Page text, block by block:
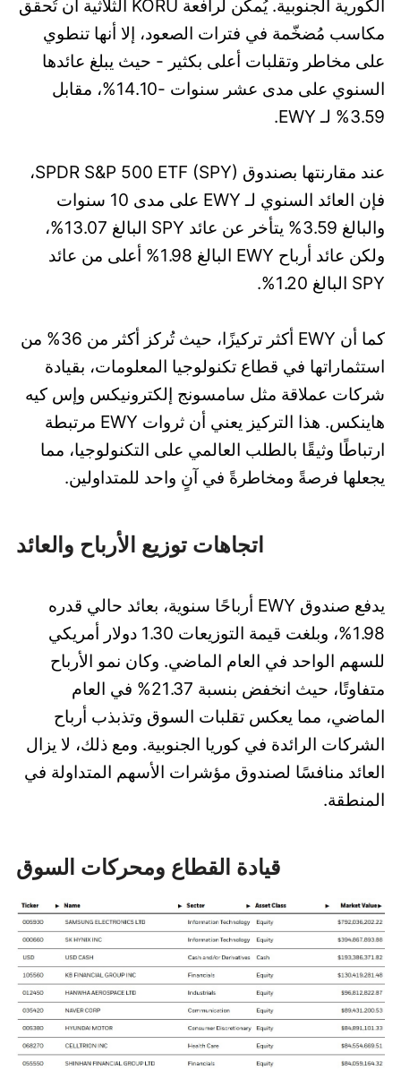
الكورية الجنوبية. يُمكن لرافعة KORU الثلاثية أن تُحقق
مكاسب مُضخّمة في فترات الصعود، إلا أنها تنطوي
على مخاطر وتقلبات أعلى بكثير - حيث يبلغ عائدها
السنوي على مدى عشر سنوات -14.10%، مقابل
3.59% لـ EWY.
عند مقارنتها بصندوق SPDR S&P 500 ETF (SPY)،
فإن العائد السنوي لـ EWY على مدى 10 سنوات
والبالغ 3.59% يتأخر عن عائد SPY البالغ 13.07%،
ولكن عائد أرباح EWY البالغ 1.98% أعلى من عائد
SPY البالغ 1.20%.
كما أن EWY أكثر تركيزًا، حيث تُركز أكثر من 36% من
استثماراتها في قطاع تكنولوجيا المعلومات، بقيادة
شركات عملاقة مثل سامسونج إلكترونيكس وإس كيه
هاينكس. هذا التركيز يعني أن ثروات EWY مرتبطة
ارتباطًا وثيقًا بالطلب العالمي على التكنولوجيا، مما
يجعلها فرصةً ومخاطرةً في آنٍ واحد للمتداولين.
اتجاهات توزيع الأرباح والعائد
يدفع صندوق EWY أرباحًا سنوية، بعائد حالي قدره
1.98%، وبلغت قيمة التوزيعات 1.30 دولار أمريكي
للسهم الواحد في العام الماضي. وكان نمو الأرباح
متفاوتًا، حيث انخفض بنسبة 21.37% في العام
الماضي، مما يعكس تقلبات السوق وتذبذب أرباح
الشركات الرائدة في كوريا الجنوبية. ومع ذلك، لا يزال
العائد منافسًا لصندوق مؤشرات الأسهم المتداولة في
المنطقة.
قيادة القطاع ومحركات السوق